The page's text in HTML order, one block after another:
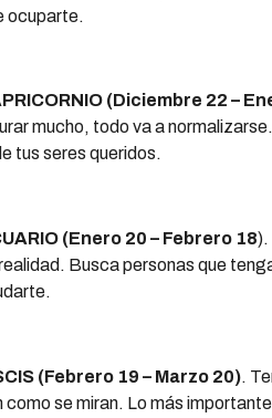
ocuparte.
(Diciembre 22 –
mucho, todo va a
tus seres queridos.
(Enero 20 – Febrero 18).
Busca personas que
(Febrero 19 – Marzo 20).
como se miran. Lo más